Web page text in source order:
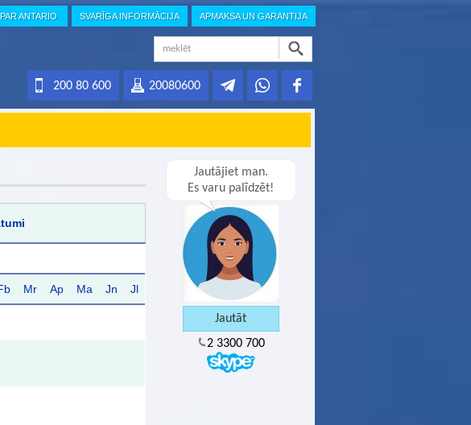
ANTARIO SVARĪGA INFORMĀCIJA APMAKSA UN GARANTIJA
20080600
200 80 600
Jautājiet man.
Es varu palīdzēt!
2 3300 700
Mr Ap Ma Jn Jl